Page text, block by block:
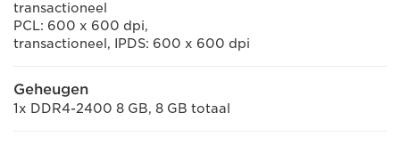
transactioneel
PCL: 600 x 600 dpi,
transactioneel, IPDS: 600 x 600 dpi
Geheugen
1x DDR4-2400 8 GB, 8 GB totaal